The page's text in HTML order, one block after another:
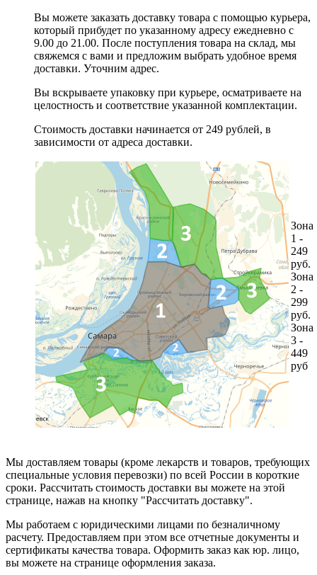
Вы можете заказать доставку товара с помощью курьера,
который прибудет по указанному адресу ежедневно с
9.00 до 21.00. После поступления товара на склад, мы
свяжемся с вами и предложим выбрать удобное время
доставки. Уточним адрес.
Вы вскрываете упаковку при курьере, осматриваете на
целостность и соответствие указанной комплектации.
Стоимость доставки начинается от 249 рублей, в
зависимости от адреса доставки.
Зона
1 -
249
руб.
Зона
2 -
299
руб.
Зона
3 -
449
руб
Мы доставляем товары (кроме лекарств и товаров, требующих
специальные условия перевозки) по всей России в короткие
сроки. Рассчитать стоимость доставки вы можете на этой
странице, нажав на кнопку "Рассчитать доставку".
Мы работаем с юридическими лицами по безналичному
расчету. Предоставляем при этом все отчетные документы и
сертификаты качества товара. Оформить заказ как юр. лицо,
вы можете на странице оформления заказа.